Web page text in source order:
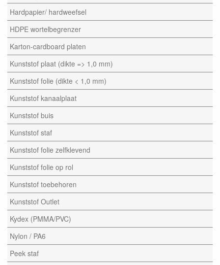
Hardpapier/ hardweefsel
HDPE wortelbegrenzer
Karton-cardboard platen
Kunststof plaat (dikte => 1,0 mm)
Kunststof folie (dikte < 1,0 mm)
Kunststof kanaalplaat
Kunststof buis
Kunststof staf
Kunststof folie zelfklevend
Kunststof folie op rol
Kunststof toebehoren
Kunststof Outlet
Kydex (PMMA/PVC)
Nylon / PA6
Peek staf